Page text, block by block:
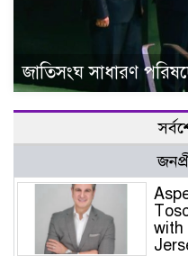
জাতিসংঘ সাধারণ
with